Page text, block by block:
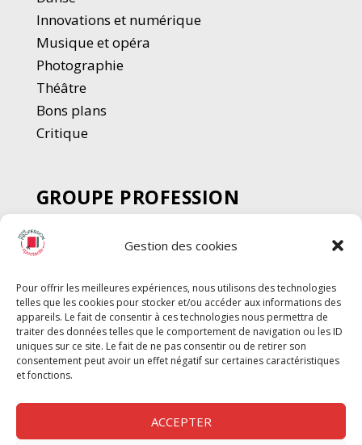
Gestion des cookies
Pour offrir les meilleures expériences, nous utilisons des technologies
telles que les cookies pour stocker et/ou accéder aux informations des
appareils. Le fait de consentir à ces technologies nous permettra de
traiter des données telles que le comportement de navigation ou les ID
uniques sur ce site. Le fait de ne pas consentir ou de retirer son
consentement peut avoir un effet négatif sur certaines caractéristiques
et fonctions.
ACCEPTER
Innovations et numérique
Musique et opéra
Photographie
Théâtre
Bons plans
Critique
GROUPE PROFESSION
SPECTACLE
Chèque Intermittents
Chèque Compta
Chèque Emploi Spectacle
G-Pods
Profession Audio-visuel